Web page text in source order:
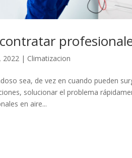
2022 | Climatizacion
sea, de vez en cuando pueden
solucionar el problema
en aire...